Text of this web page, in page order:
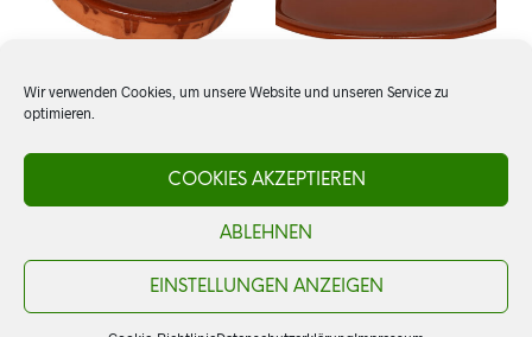
Wir verwenden Cookies, um unsere Website und unseren Service zu
optimieren.
COOKIES AKZEPTIEREN
ABLEHNEN
EINSTELLUNGEN ANZEIGEN
Cazuela 23 cm Teller oval, # 1
CHF34.00